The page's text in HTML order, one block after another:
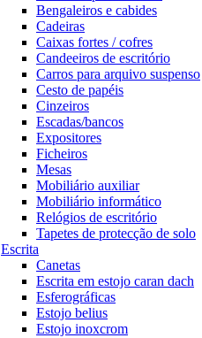
Bengaleiros e cabides
Cadeiras
Caixas fortes / cofres
Candeeiros de escritório
Carros para arquivo suspenso
Cesto de papéis
Cinzeiros
Escadas/bancos
Expositores
Ficheiros
Mesas
Mobiliário auxiliar
Mobiliário informático
Relógios de escritório
Tapetes de protecção de solo
Escrita
Canetas
Escrita em estojo caran dach
Esferográficas
Estojo belius
Estojo inoxcrom